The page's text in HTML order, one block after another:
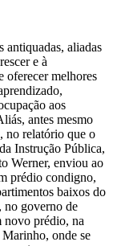
antiquadas, aliadas
e à
oferecer melhores
aos
antes mesmo
no relatório que o
Instrução Pública,
Werner, enviou ao
prédio condigno,
baixos do
no governo de
novo prédio, na
onde se